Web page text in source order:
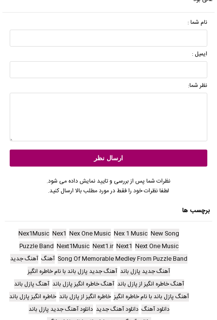
نام شما :
ایمیل :
نظر شما:
نظرات شما پس از بررسی و تایید نمایش داده می شود.
لطفا نظرات خود را فقط در مورد مطلب بالا ارسال کنید.
برچسب ها
New Song
Nex 1 Music
Nex One Music
Nex1
Nex1Music
Next One Music
Next1
Next1.ir
Next1Music
Puzzle Band
Song Of Memorable Medley From Puzzle Band آهنگ آهنگ جدید
آهنگ جدید پازل باند آهنگ جدید پازل باند با نام خاطره انگیز
آهنگ خاطره انگیز از پازل باند آهنگ خاطره انگیز پازل باند آهنگ پازل باند
آهنگ پازل باند با نام خاطره انگیز خاطره انگیز از پازل باند خاطره انگیز پازل باند
دانلود آهنگ دانلود آهنگ جدید دانلود آهنگ جدید پازل باند